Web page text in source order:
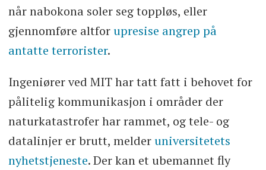
når nabokona soler seg toppløs, eller
gjennomføre altfor upresise angrep på
antatte terrorister.
Ingeniører ved MIT har tatt fatt i behovet for
pålitelig kommunikasjon i områder der
naturkatastrofer har rammet, og tele- og
datalinjer er brutt, melder universitetets
nyhetstjeneste. Der kan et ubemannet fly